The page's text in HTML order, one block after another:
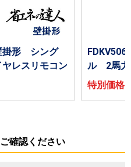
掛形 シング
レスリモコン
ル 2馬力
特別価
確認ください